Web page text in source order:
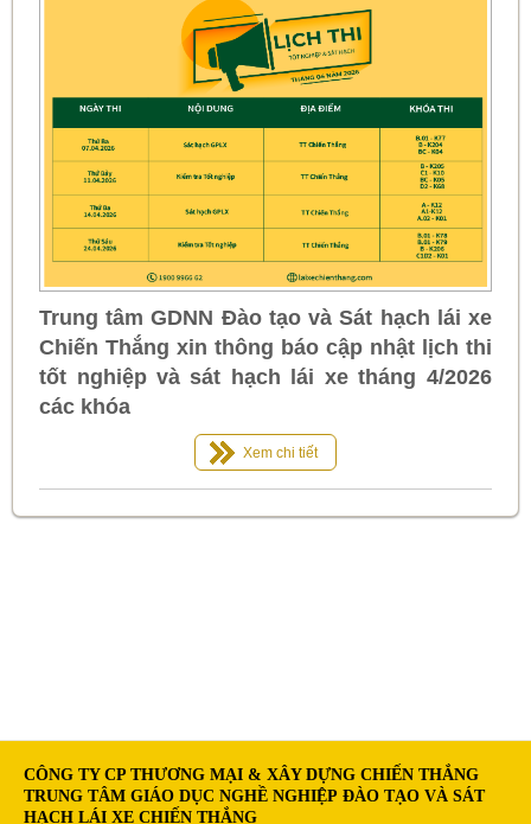
Trung tâm GDNN Đào tạo và Sát hạch lái xe
Chiến Thắng xin thông báo cập nhật lịch thi
tốt nghiệp và sát hạch lái xe tháng 4/2026
các khóa
Xem chi tiết
CÔNG TY CP THƯƠNG MẠI & XÂY DỰNG CHIẾN THẮNG
TRUNG TÂM GIÁO DỤC NGHỀ NGHIỆP ĐÀO TẠO VÀ SÁT
HẠCH LÁI XE CHIẾN THẮNG